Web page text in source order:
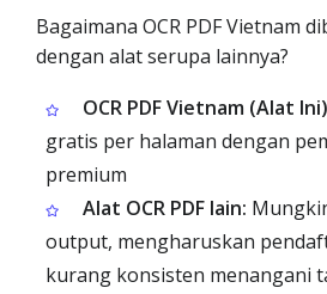
Bagaimana OCR PDF Vietnam
dengan alat serupa lainnya?
OCR PDF Vietnam (Alat
gratis per halaman dengan
premium
Alat OCR PDF lain:
output, mengharuskan
kurang konsisten menangani